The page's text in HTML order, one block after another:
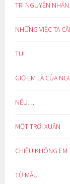
TRỊ NGUYÊN
NHỮNG VIỆC TA
TU
GIỜ EM LÀ CỦA
NẾU…
MỘT TRỜI XUÂN
CHIỀU KHÔNG EM
TỪ MẪU